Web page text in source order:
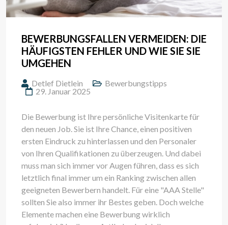
BEWERBUNGSFALLEN VERMEIDEN: DIE
HÄUFIGSTEN FEHLER UND WIE SIE SIE
UMGEHEN
Detlef Dietlein
Bewerbungstipps
29. Januar 2025
Die Bewerbung ist Ihre persönliche Visitenkarte für
den neuen Job. Sie ist Ihre Chance, einen positiven
ersten Eindruck zu hinterlassen und den Personaler
von Ihren Qualifikationen zu überzeugen. Und dabei
muss man sich immer vor Augen führen, dass es sich
letztlich final immer um ein Ranking zwischen allen
geeigneten Bewerbern handelt. Für eine "AAA Stelle"
sollten Sie also immer ihr Bestes geben. Doch welche
Elemente machen eine Bewerbung wirklich